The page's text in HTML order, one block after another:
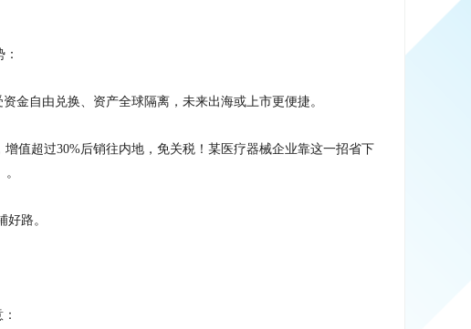
金自由兑换、资产全球隔离，未来出海或上市更便捷。
值超过30%后销往内地，免关税！某医疗器械企业靠这一招省下
路。